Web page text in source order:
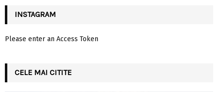
INSTAGRAM
Please enter an Access Token
CELE MAI CITITE